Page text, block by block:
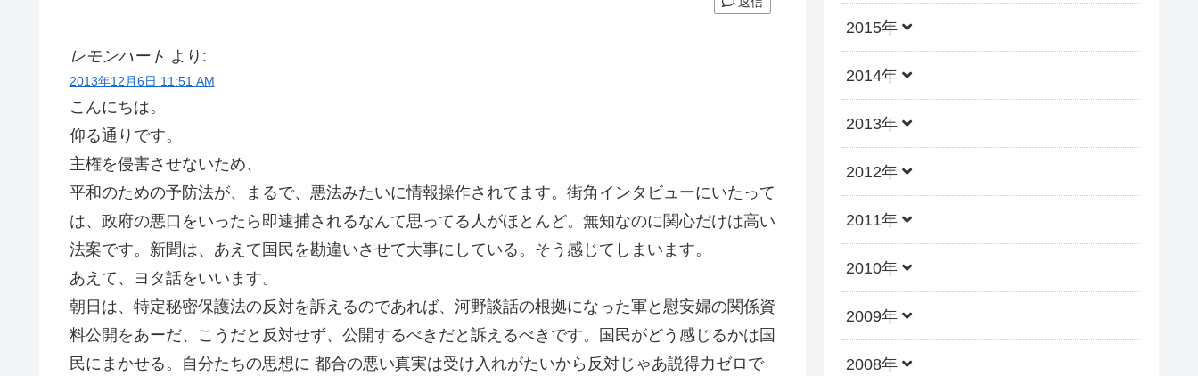
レモンハート より:
2013年12月6日 11:51 AM
こんにちは。
仰る通りです。
主権を侵害させないため、
平和のための予防法が、まるで、悪法みたいに情報操作されてます。街角インタビューにいたって
は、政府の悪口をいったら即逮捕されるなんて思ってる人がほとんど。無知なのに関心だけは高い
法案です。新聞は、あえて国民を勘違いさせて大事にしている。そう感じてしまいます。
あえて、ヨタ話をいいます。
朝日は、特定秘密保護法の反対を訴えるのであれば、河野談話の根拠になった軍と慰安婦の関係資
料公開をあーだ、こうだと反対せず、公開するべきだと訴えるべきです。国民がどう感じるかは国
民にまかせる。自分たちの思想に 都合の悪い真実は受け入れがたいから反対じゃあ説得力ゼロで
2015年
2014年
2013年
2012年
2011年
2010年
2009年
2008年